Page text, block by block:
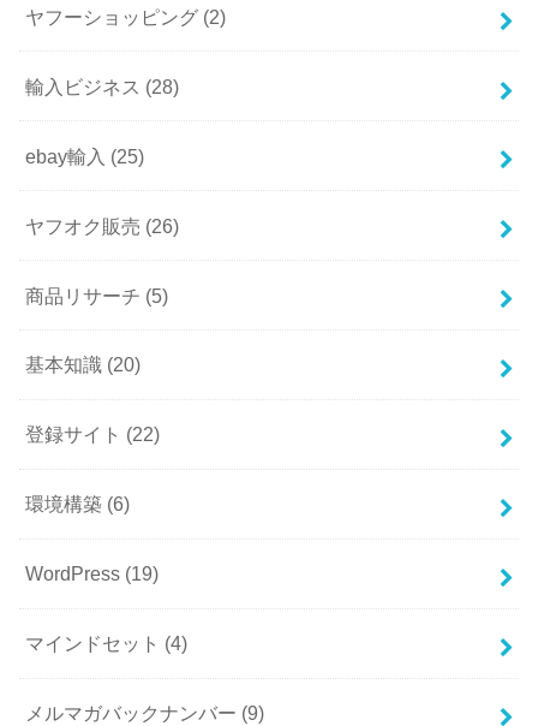
ヤフーショッピング (2)
輸入ビジネス (28)
ebay輸入 (25)
ヤフオク販売 (26)
商品リサーチ (5)
基本知識 (20)
登録サイト (22)
環境構築 (6)
WordPress (19)
マインドセット (4)
メルマガバックナンバー (9)